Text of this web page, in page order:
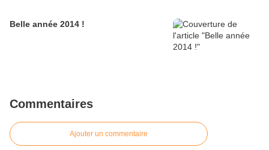
Belle année 2014 !
Commentaires
Ajouter un commentaire